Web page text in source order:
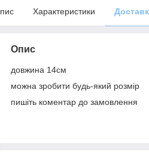
Характеристики
Опис
довжина 14см
можна зробити будь-який розмір
пишіть коментар до замовлення